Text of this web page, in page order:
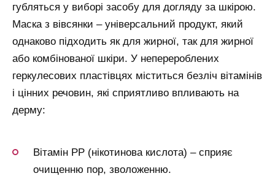
губляться у виборі засобу для догляду за шкірою.
Маска з вівсянки – універсальний продукт, який
однаково підходить як для жирної, так для жирної
або комбінованої шкіри. У неперероблених
геркулесових пластівцях міститься безліч вітамінів
і цінних речовин, які сприятливо впливають на
дерму:
Вітамін РР (нікотинова кислота) – сприяє
очищенню пор, зволоженню.